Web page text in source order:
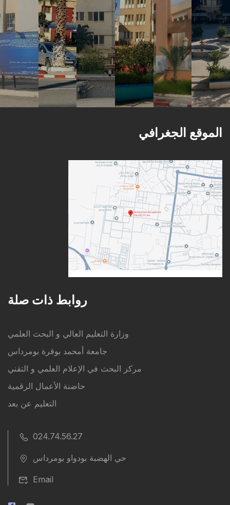
الموقع الجغرافي
روابط ذات صلة
وزارة التعليم العالي و البحث العلمي
جامعة أمحمد بوقرة بومرداس
مركز البحث في الإعلام العلمي و التقني
حاضنة الأعمال الرقمية
التعليم عن بعد
024.74.56.27
حي الهضبة بودواو بومرداس
Email